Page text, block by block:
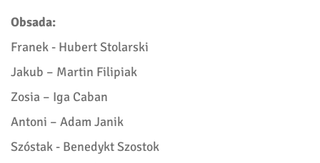
Obsada:
Franek - Hubert Stolarski
Jakub – Martin Filipiak
Zosia – Iga Caban
Antoni – Adam Janik
Szóstak - Benedykt Szostok